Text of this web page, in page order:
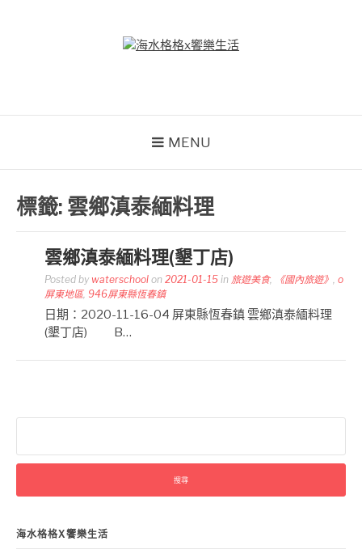
MENU
標籤: 雲鄉滇泰緬料理
雲鄉滇泰緬料理(墾丁店)
Posted by waterschool on 2021-01-15 in 旅遊美食, 《國內旅遊》 , o
屏東地區, 946屏東縣恆春鎮
日期：2020-11-16-04 屏東縣恆春鎮 雲鄉滇泰緬料理
(墾丁店) B…
關
字:
海水格格X饗樂生活